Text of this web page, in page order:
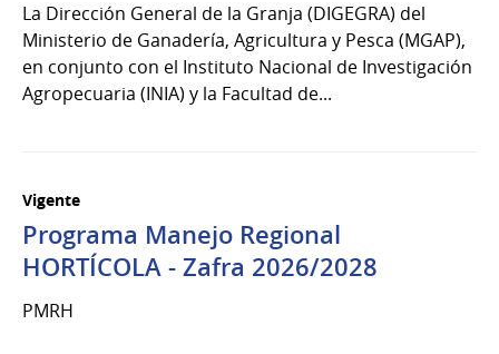
La Dirección General de la Granja (DIGEGRA) del
Ministerio de Ganadería, Agricultura y Pesca (MGAP),
en conjunto con el Instituto Nacional de Investigación
Agropecuaria (INIA) y la Facultad de...
Vigente
Programa Manejo Regional
HORTÍCOLA - Zafra 2026/2028
PMRH